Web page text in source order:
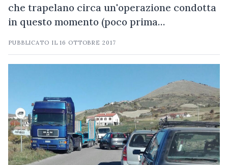
che trapelano circa un'operazione condotta
in questo momento (poco prima…
PUBBLICATO IL16 OTTOBRE 2017